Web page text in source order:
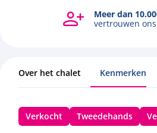
Meer dan
vertrouwen ons
Over het chalet Kenmerken
Verkocht Tweedehands